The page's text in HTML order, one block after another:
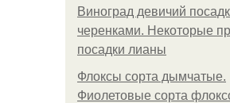
Виноград девичий
черенками. Некоторые
посадки лианы
Флоксы сорта дымчатые.
Фиолетовые сорта